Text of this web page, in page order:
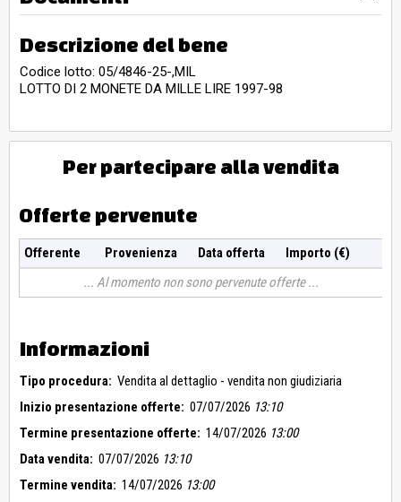
Descrizione del bene
Codice lotto: 05/4846-25-,MIL
LOTTO DI 2 MONETE DA MILLE LIRE 1997-98
Per partecipare alla vendita
Offerte pervenute
Offerente Provenienza Data offerta
Importo (€)
Al momento non sono pervenute offerte
Informazioni
Tipo procedura: Vendita al dettaglio - vendita non giudiziaria
Inizio presentazione offerte: 07/07/2026 13:10
Termine presentazione offerte: 14/07/2026 13:00
Data vendita: 07/07/2026 13:10
Termine vendita: 14/07/2026 13:00